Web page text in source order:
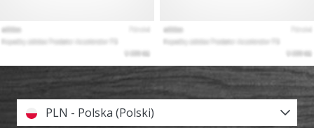
PLN - Polska (Polski)